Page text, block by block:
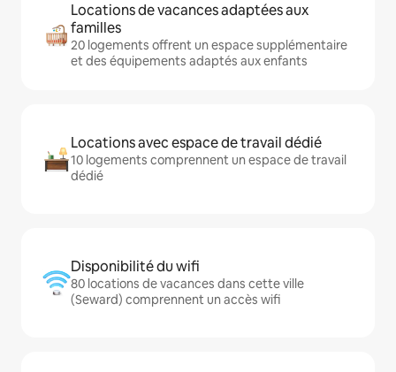
Locations de vacances adaptées aux
familles
20 logements offrent un espace supplémentaire
et des équipements adaptés aux enfants
Locations avec espace de travail dédié
10 logements comprennent un espace de travail
dédié
Disponibilité du wifi
80 locations de vacances dans cette ville
(Seward) comprennent un accès wifi